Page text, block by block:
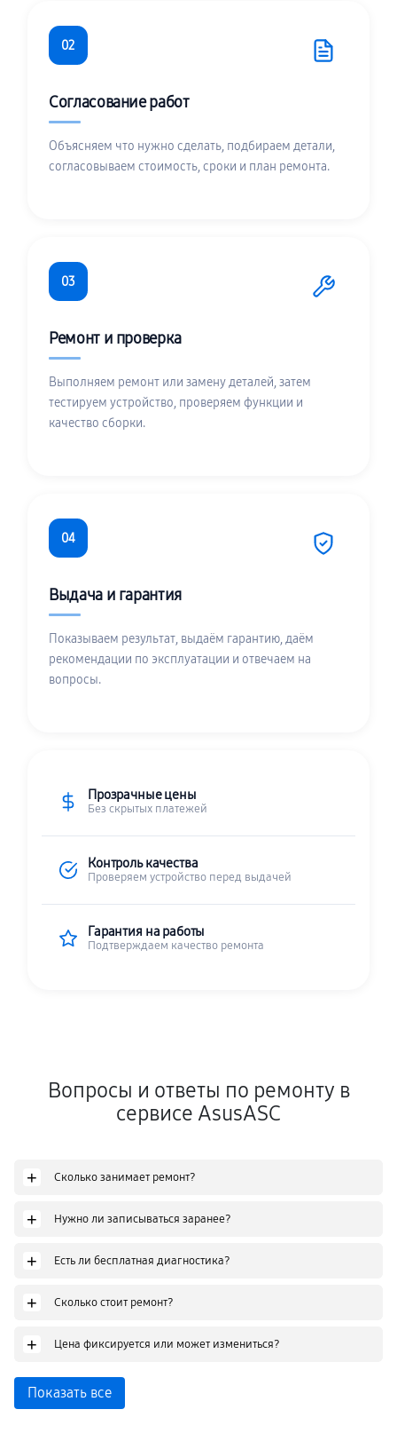
02
Согласование работ
Объясняем что нужно сделать, подбираем детали,
согласовываем стоимость, сроки и план ремонта.
03
Ремонт и проверка
Выполняем ремонт или замену деталей, затем
тестируем устройство, проверяем функции и
качество сборки.
04
Выдача и гарантия
Показываем результат, выдаём гарантию, даём
рекомендации по эксплуатации и отвечаем на
вопросы.
Прозрачные цены
Без скрытых платежей
Контроль качества
Проверяем устройство перед выдачей
Гарантия на работы
Подтверждаем качество ремонта
Вопросы и ответы по ремонту в
сервисе AsusASC
+ Сколько занимает ремонт?
+ Нужно ли записываться заранее?
+ Есть ли бесплатная диагностика?
+ Сколько стоит ремонт?
+ Цена фиксируется или может измениться?
Показать все